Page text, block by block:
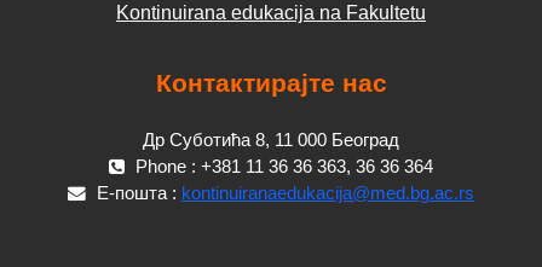
Kontinuirana edukacija na Fakultetu
Контактирајте нас
Др Суботића 8, 11 000 Београд
Phone : +381 11 36 36 363, 36 36 364
Е-пошта : kontinuiranaedukacija@med.bg.ac.rs